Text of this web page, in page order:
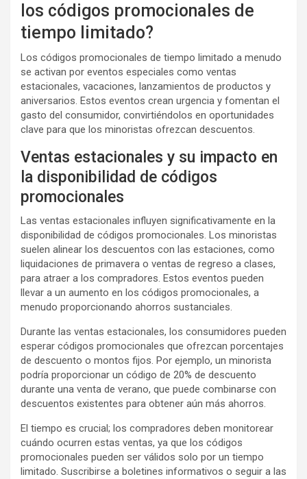
los códigos promocionales de
tiempo limitado?
Los códigos promocionales de tiempo limitado a menudo
se activan por eventos especiales como ventas
estacionales, vacaciones, lanzamientos de productos y
aniversarios. Estos eventos crean urgencia y fomentan el
gasto del consumidor, convirtiéndolos en oportunidades
clave para que los minoristas ofrezcan descuentos.
Ventas estacionales y su impacto en
la disponibilidad de códigos
promocionales
Las ventas estacionales influyen significativamente en la
disponibilidad de códigos promocionales. Los minoristas
suelen alinear los descuentos con las estaciones, como
liquidaciones de primavera o ventas de regreso a clases,
para atraer a los compradores. Estos eventos pueden
llevar a un aumento en los códigos promocionales, a
menudo proporcionando ahorros sustanciales.
Durante las ventas estacionales, los consumidores pueden
esperar códigos promocionales que ofrezcan porcentajes
de descuento o montos fijos. Por ejemplo, un minorista
podría proporcionar un código de 20% de descuento
durante una venta de verano, que puede combinarse con
descuentos existentes para obtener aún más ahorros.
El tiempo es crucial; los compradores deben monitorear
cuándo ocurren estas ventas, ya que los códigos
promocionales pueden ser válidos solo por un tiempo
limitado. Suscribirse a boletines informativos o seguir a las